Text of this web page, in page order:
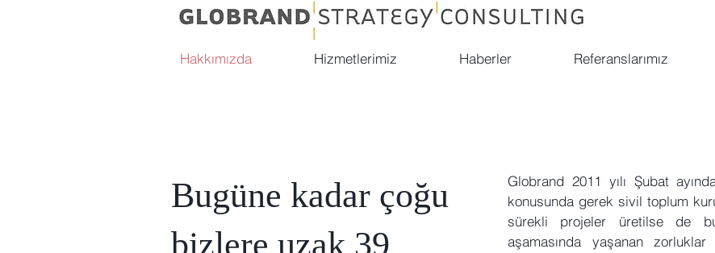
Hakkımızda Hizmetlerimiz Haberler Referanslarımız
Bugüne kadar çoğu
bizlere uzak 39
Globrand 2011 yılı Şubat
konusunda gerek sivil toplum
sürekli projeler üretilse de
aşamasında yaşanan